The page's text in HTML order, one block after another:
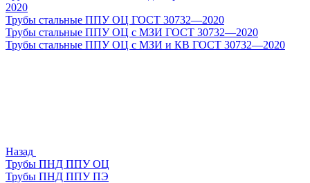
2020
Трубы стальные ППУ ОЦ ГОСТ 30732—2020
Трубы стальные ППУ ОЦ с МЗИ ГОСТ 30732—2020
Трубы стальные ППУ ОЦ с МЗИ и КВ ГОСТ 30732—2020
Назад
Трубы ПНД ППУ ОЦ
Трубы ПНД ППУ ПЭ